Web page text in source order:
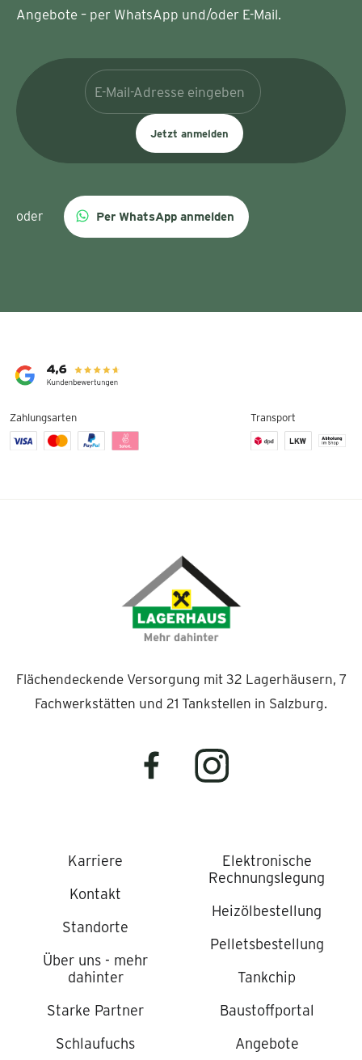
Angebote – per WhatsApp und/oder E-Mail.
Jetzt anmelden
oder Per WhatsApp anmelden
Zahlungsarten Transport
Flächendeckende Versorgung mit 32 Lagerhäusern, 7
Fachwerkstätten und 21 Tankstellen in Salzburg.
Karriere
Kontakt
Standorte
Über uns - mehr
dahinter
Starke Partner
Schlaufuchs
Elektronische
Rechnungslegung
Heizölbestellung
Pelletsbestellung
Tankchip
Baustoffportal
Angebote